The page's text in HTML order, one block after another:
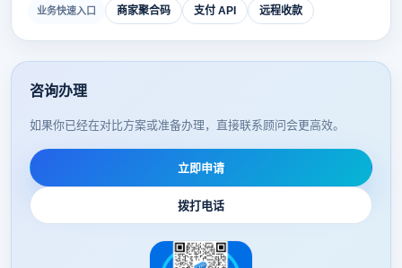
业务快速入口 商家聚合码 支付 API 远程收款
咨询办理
如果你已经在对比方案或准备办理，直接联系顾问会更高效。
立即申请
拨打电话